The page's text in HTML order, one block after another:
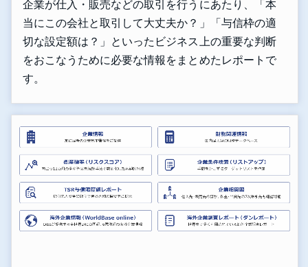
企業が仕入・販売などの取引を行うにあたり、「本
当にこの会社と取引して大丈夫か？」「与信枠の適
切な設定額は？」といったビジネス上の重要な判断
をおこなうために必要な情報をまとめたレポートで
す。